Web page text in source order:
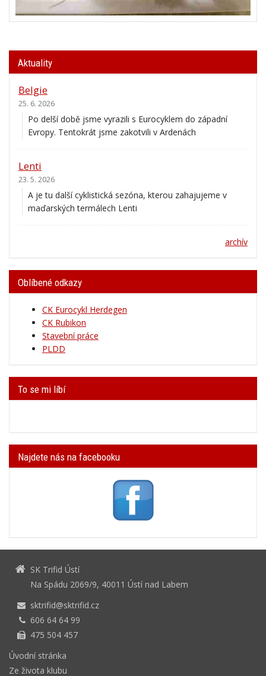
Aktuality
Belgie
25. 6. 2026
Po delší době jsme vyrazili s Eurocyklem do západní
Evropy. Tentokrát jsme zakotvili v Ardenách
Lenti
23. 5. 2026
A je tu další cyklistická sezóna, kterou zahajujeme v
maďarských termálech Lenti
archív
Oblíbené odkazy
CK Eurocykl Herdegen
CK Rubikon
Stavební práce
PLDD
To se mi líbí
Najdete nás na facebooku
SK Trifid Ústí
Na Spádu 2069/9, 40011 Ústí nad Labem
sktrifid@sktrifid.cz
606 64 64 99
475 504 457
Úvodní stránka
Ze života klubu